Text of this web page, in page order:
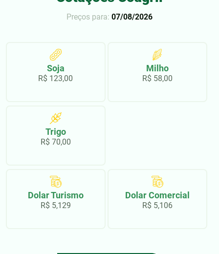
Preços para: 07/08/2026
Soja
R$ 123,00
Milho
R$ 58,00
Trigo
R$ 70,00
Dolar Turismo
R$ 5,129
Dolar Comercial
R$ 5,106